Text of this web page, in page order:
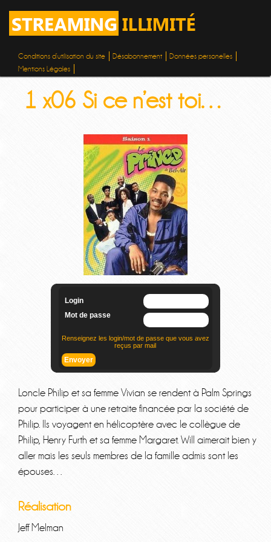
Conditions d’utilisation du site Désabonnement
Données personelles
Mentions Légales
1 x06 Si ce n’est toi…
Loncle Philip et sa femme Vivian se rendent à Palm Springs
pour participer à une retraite financée par la société de
Philip. Ils voyagent en hélicoptère avec le collègue de
Philip, Henry Furth et sa femme Margaret. Will aimerait bien y
aller mais les seuls membres de la famille admis sont les
épouses…
Réalisation
Jeff Melman